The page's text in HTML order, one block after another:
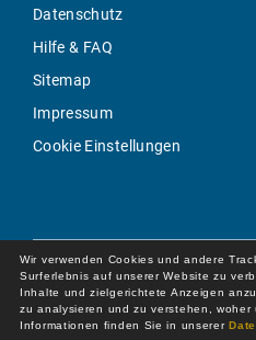
Datenschutz
Hilfe & FAQ
Sitemap
Impressum
Cookie Einstellungen
Wir verwenden Cookies und andere
Surferlebnis auf unserer Website zu
Inhalte und zielgerichtete Anzeigen
zu analysieren und zu verstehen, woher
Informationen finden Sie in unserer